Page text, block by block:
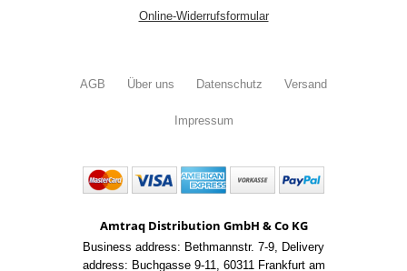
Online-Widerrufsformular
AGB Über uns Datenschutz Versand
Impressum
Amtraq Distribution GmbH & Co KG
Business address: Bethmannstr. 7-9 Delivery
address: Buchgasse 9-11
60311 Frankfurt am